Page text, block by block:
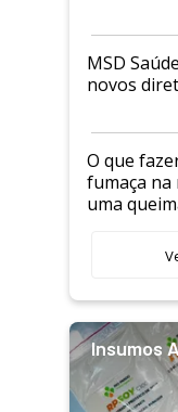
MSD
novos
O que
fumaça
uma
Insumos